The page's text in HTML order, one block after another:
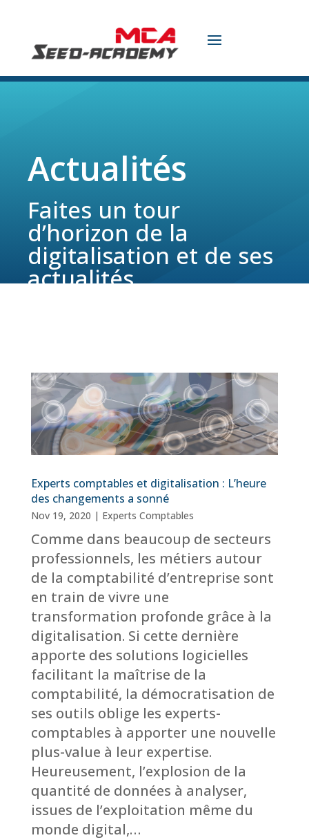
Actualités
Faites un tour
d’horizon de la
digitalisation et de ses
actualités.
Experts comptables et digitalisation : L’heure
des changements a sonné
Nov 19, 2020 | Experts Comptables
Comme dans beaucoup de secteurs
professionnels, les métiers autour
de la comptabilité d’entreprise sont
en train de vivre une
transformation profonde grâce à la
digitalisation. Si cette dernière
apporte des solutions logicielles
facilitant la maîtrise de la
comptabilité, la démocratisation de
ses outils oblige les experts-
comptables à apporter une nouvelle
plus-value à leur expertise.
Heureusement, l’explosion de la
quantité de données à analyser,
issues de l’exploitation même du
monde digital,…